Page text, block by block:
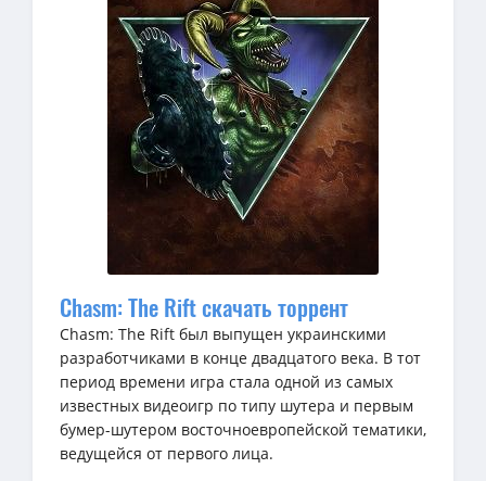
Chasm: The Rift скачать торрент
Chasm: The Rift был выпущен украинскими
разработчиками в конце двадцатого века. В тот
период времени игра стала одной из самых
известных видеоигр по типу шутера и первым
бумер-шутером восточноевропейской тематики,
ведущейся от первого лица.